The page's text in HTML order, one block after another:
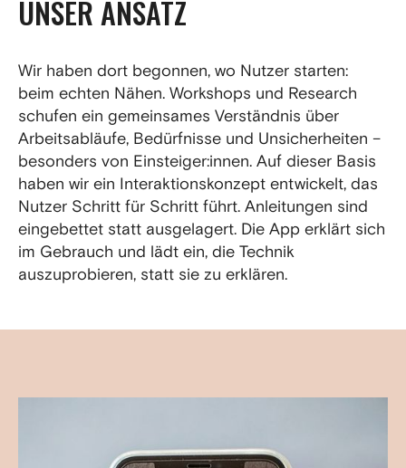
UNSER ANSATZ
Wir haben dort begonnen, wo Nutzer starten:
beim echten Nähen. Workshops und Research
schufen ein gemeinsames Verständnis über
Arbeitsabläufe, Bedürfnisse und Unsicherheiten –
besonders von Einsteiger:innen. Auf dieser Basis
haben wir ein Interaktionskonzept entwickelt, das
Nutzer Schritt für Schritt führt. Anleitungen sind
eingebettet statt ausgelagert. Die App erklärt sich
im Gebrauch und lädt ein, die Technik
auszuprobieren, statt sie zu erklären.